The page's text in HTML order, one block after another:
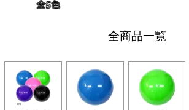
全商品一覧